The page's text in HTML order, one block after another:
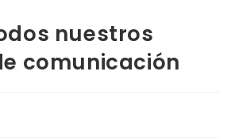
nuestros
comunicación